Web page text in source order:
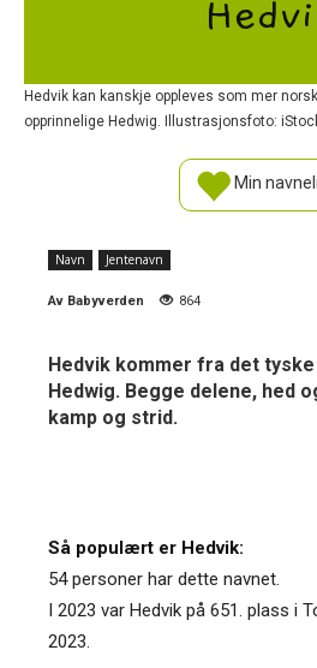
Hedvik kan kanskje oppleves som mer
opprinnelige Hedwig. Illustrasjonsfoto:
Min
Navn Jentenavn
Av Babyverden 864
Hedvik kommer fra det
Hedwig. Begge delene, hed
kamp og strid.
Så populært er Hedvik:
54 personer har dette navnet.
I 2023 var Hedvik på 651. plass i
2023.